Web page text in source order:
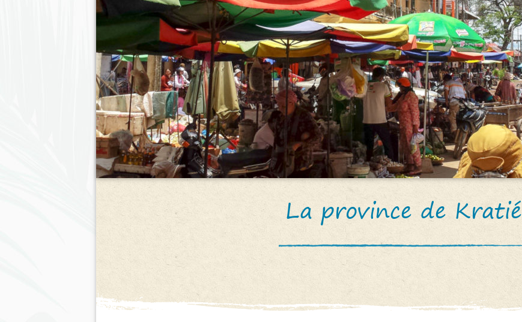
La province de Kratié